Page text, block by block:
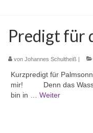
Predigt für
vonJohannes Schultheiß |
Kurzpredigt für
mir! Denn das
bin in …Weiter